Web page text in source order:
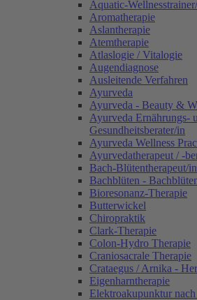
Aquatic-
Aromatherapie
Aslantherapie
Atemtherapie
Atlaslogie / Vitalogie
Augendiagnose
Ausleitende Verfahren
Ayurveda
Ayurveda - Beauty &
Ayurveda Ernährungs-
Gesundheitsberater/in
Ayurveda Wellness
Ayurvedatherapeut / -
Bach-Blütentherapeut/in
Bachblüten -
Bioresonanz-Therapie
Butterwickel
Chiropraktik
Clark-Therapie
Colon-Hydro Therapie
Craniosacrale Therapie
Crataegus / Arnika -
Eigenharntherapie
Elektroakupunktur